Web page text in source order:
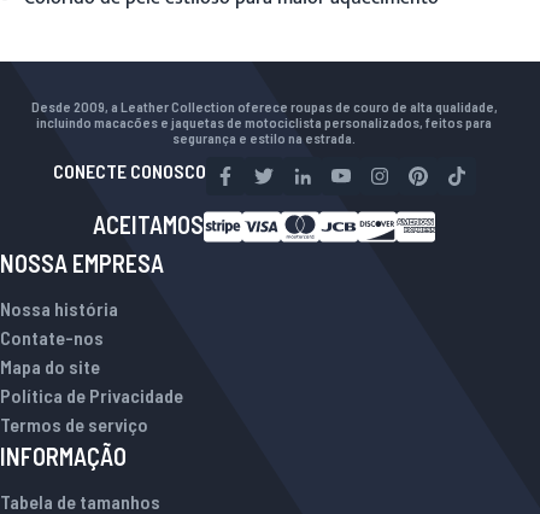
Desde 2009, a Leather Collection oferece roupas de couro de alta qualidade,
incluindo macacões e jaquetas de motociclista personalizados, feitos para
segurança e estilo na estrada.
CONECTE CONOSCO
ACEITAMOS
NOSSA EMPRESA
Nossa história
Contate-nos
Mapa do site
Política de Privacidade
Termos de serviço
INFORMAÇÃO
Tabela de tamanhos